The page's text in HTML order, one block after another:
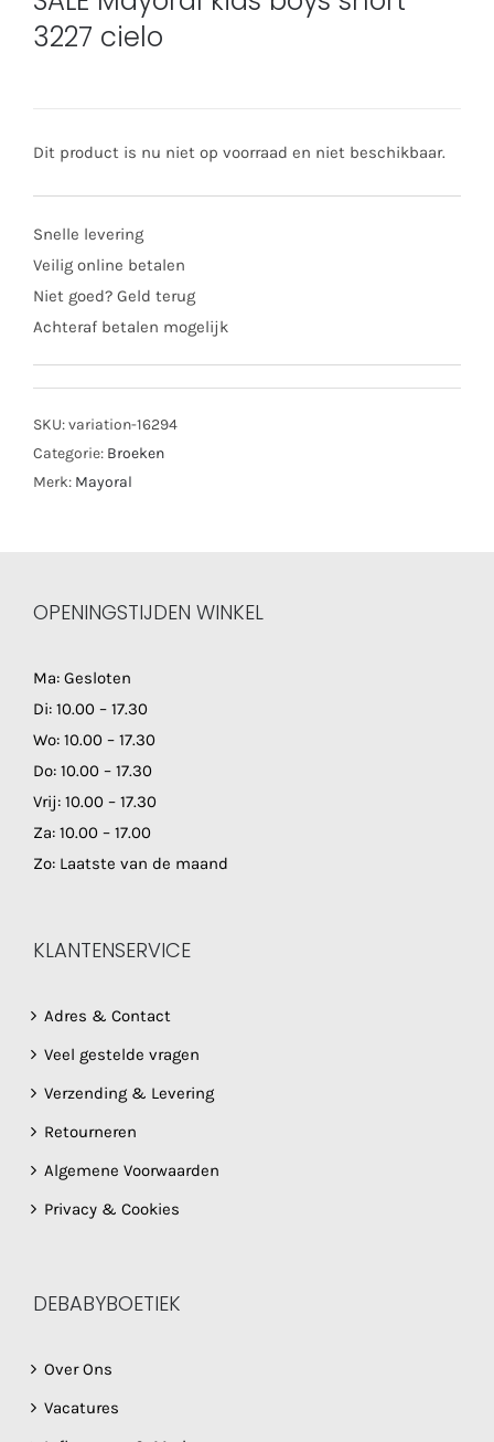
3227 cielo
Dit product is nu niet op voorraad en niet beschikbaar.
Snelle levering
Veilig online betalen
Niet goed? Geld terug
Achteraf betalen mogelijk
SKU:variation-16294
Categorie: Broeken
Merk: Mayoral
OPENINGSTIJDEN WINKEL
Ma: Gesloten
Di: 10.00 – 17.30
Wo: 10.00 – 17.30
Do: 10.00 – 17.30
Vrij: 10.00 – 17.30
Za: 10.00 – 17.00
Zo: Laatste van de maand
KLANTENSERVICE
Adres & Contact
Veel gestelde vragen
Verzending & Levering
Retourneren
Algemene Voorwaarden
Privacy & Cookies
DEBABYBOETIEK
Over Ons
Vacatures